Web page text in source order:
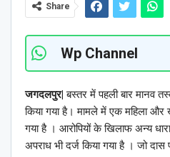
Share
Wp Channel
जगदलपुर| बस्तर में पहली बार मानव
किया गया है। मामले में एक महिला और
गया है । आरोपियों के खिलाफ अन्य
अपराध भी दर्ज किया गया है । जो